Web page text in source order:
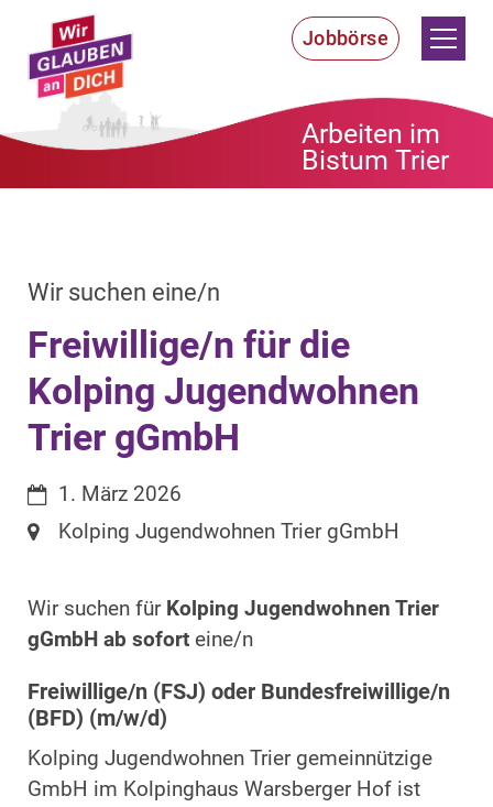
Zum Inhalt springen
Arbeiten im
Bistum Trier
Jobbörse
Wir suchen eine/n
Freiwillige/n für die
Kolping Jugendwohnen
Trier gGmbH
Datum:1. März 2026
Ort: Kolping Jugendwohnen Trier gGmbH
Wir suchen für Kolping Jugendwohnen Trier
gGmbH ab sofort eine/n
Freiwillige/n (FSJ) oder Bundesfreiwillige/n
(BFD) (m/w/d)
Kolping Jugendwohnen Trier gemeinnützige
GmbH im Kolpinghaus Warsberger Hof ist